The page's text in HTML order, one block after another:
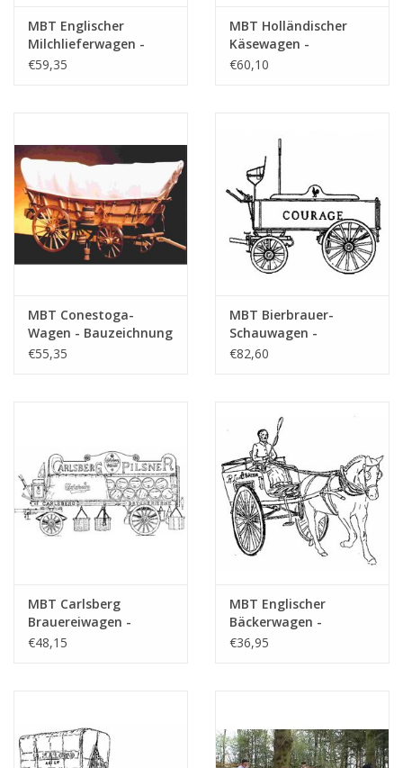
MBT Englischer
Milchlieferwagen -
Bauzeichnung
€59,35
MBT Holländischer
Käsewagen -
Bauzeichnung
€60,10
MBT Conestoga-
Wagen - Bauzeichnung
Maßstab 1 : 8
€55,35
MBT Bierbrauer-
Schauwagen -
Bauzeichnung
€82,60
MBT Carlsberg
Brauereiwagen -
Bauzeichnung
€48,15
MBT Englischer
Bäckerwagen -
Bauzeichnung
€36,95